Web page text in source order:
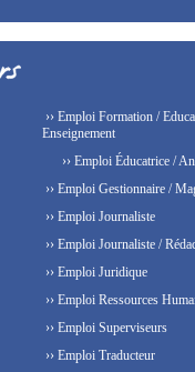
›› Emploi Formation /
Enseignement
›› Emploi Éducatrice /
›› Emploi Gestionnaire /
›› Emploi Journaliste
›› Emploi Journaliste /
›› Emploi Juridique
›› Emploi Ressources
›› Emploi Superviseurs
›› Emploi Traducteur